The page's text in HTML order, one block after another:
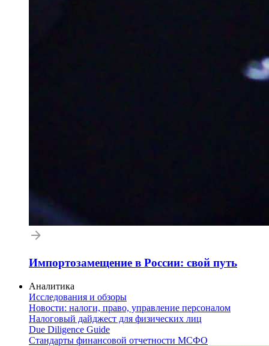
Импортозамещение в России: свой путь
Аналитика
Исследования и обзоры
Новости: налоги, право, управление персоналом
Налоговый дайджест для физических лиц
Due Diligence Guide
Стандарты финансовой отчетности МСФО